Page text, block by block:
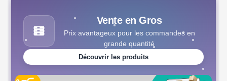
Vente en Gros
Prix avantageux pour les commandes en
grande quantité
Découvrir les produits